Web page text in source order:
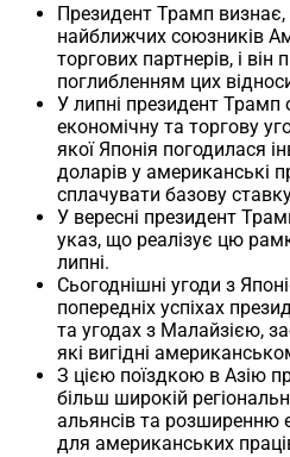
Президент Трамп
найближчих союзників
торгових партнерів, і
поглибленням цих
У липні президент Трамп
економічну та торгову
якої Японія погодилася
доларів у американські
сплачувати базову
У вересні президент
указ, що реалізує цю
липні.
Сьогоднішні угоди з
попередніх успіхах
та угодах з Малайзією,
які вигідні
З цією поїздкою в Азію
більш широкій
альянсів та розширенню
для американських